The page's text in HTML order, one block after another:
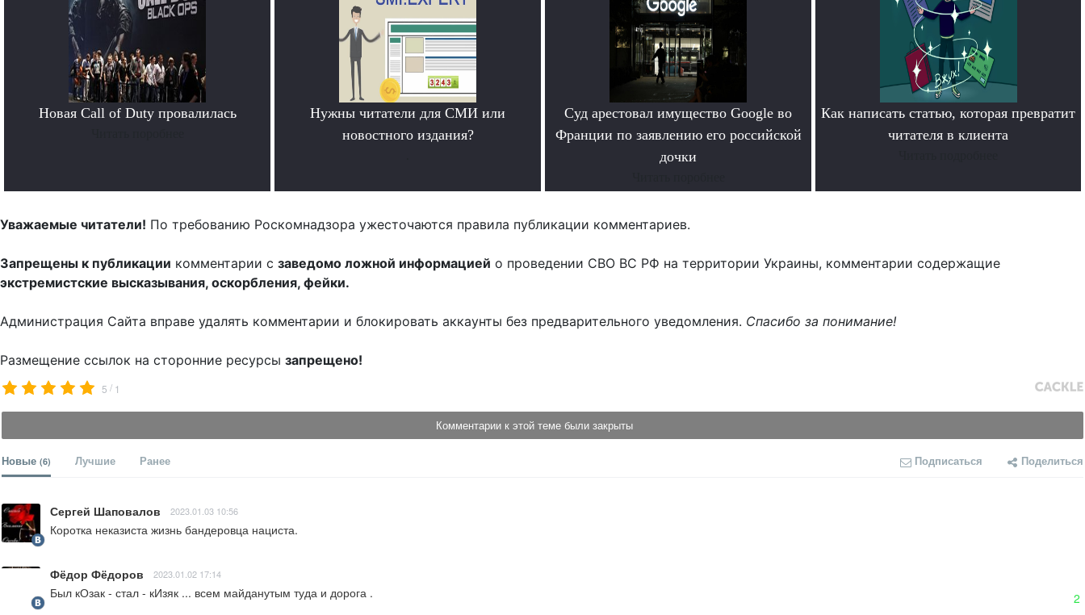
Новая Call of Duty провалилась
Нужны читатели для СМИ или
новостного издания?
Суд арестовал имущество Google во
Франции по заявлению его российской
дочки
Как написать статью, которая превратит
читателя в клиента
Уважаемые читатели! По требованию Роскомнадзора ужесточаются правила публикации комментариев.
Запрещены к публикации комментарии с заведомо ложной информацией о проведении СВО ВС РФ на территории Украины, комментарии содержащие
экстремистские высказывания, оскорбления, фейки.
Администрация Сайта вправе удалять комментарии и блокировать аккаунты без предварительного уведомления. Спасибо за понимание!
Размещение ссылок на сторонние ресурсы запрещено!
5 / 1
Комментарии к этой теме были закрыты
Новые (6) Лучшие Ранее Подписаться Поделиться
Сергей Шаповалов 2023.01.03 10:56
Коротка неказиста жизнь бандеровца нациста.
Фёдор Фёдоров 2023.01.02 17:14
Был кОзак - стал - кИзяк ... всем майданутым туда и дорога . 2